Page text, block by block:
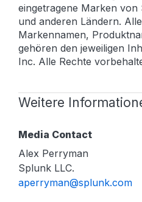
eingetragene Marken
und anderen Ländern.
Markennamen,
gehören den jeweiligen
Inc. Alle Rechte
Weitere
Media Contact
Alex Perryman
Splunk LLC.
aperryman@splunk.com